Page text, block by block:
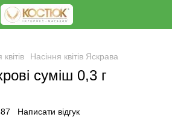
Насіння квітів Яскрава
суміш 0,3 г
Написати відгук